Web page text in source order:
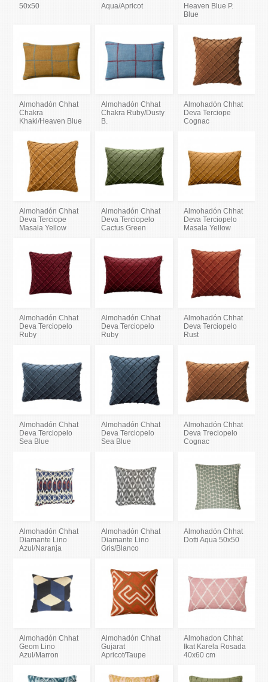
50x50
Aqua/Apricot
Heaven Blue P.
Blue
Almohadón Chhat
Chakra
Khaki/Heaven Blue
Almohadón Chhat
Chakra Ruby/Dusty
B.
Almohadón Chhat
Deva Terciope
Cognac
Almohadón Chhat
Deva Terciope
Masala Yellow
Almohadón Chhat
Deva Terciopelo
Cactus Green
Almohadón Chhat
Deva Terciopelo
Masala Yellow
Almohadón Chhat
Deva Terciopelo
Ruby
Almohadón Chhat
Deva Terciopelo
Ruby
Almohadón Chhat
Deva Terciopelo
Rust
Almohadón Chhat
Deva Terciopelo
Sea Blue
Almohadón Chhat
Deva Terciopelo
Sea Blue
Almohadón Chhat
Deva Treciopelo
Cognac
Almohadón Chhat
Diamante Lino
Azul/Naranja
Almohadón Chhat
Diamante Lino
Gris/Blanco
Almohadón Chhat
Dotti Aqua 50x50
Almohadón Chhat
Geom Lino
Azul/Marron
Almohadón Chhat
Gujarat
Apricot/Taupe
Almohadon Chhat
Ikat Karela Rosada
40x60 cm